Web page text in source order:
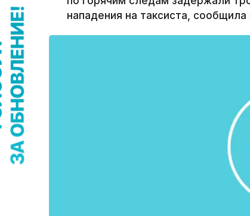
нападения на таксиста,